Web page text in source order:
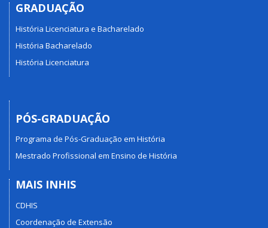
GRADUAÇÃO
História Licenciatura e Bacharelado
História Bacharelado
História Licenciatura
PÓS-GRADUAÇÃO
Programa de Pós-Graduação em História
Mestrado Profissional em Ensino de História
MAIS INHIS
CDHIS
Coordenação de Extensão